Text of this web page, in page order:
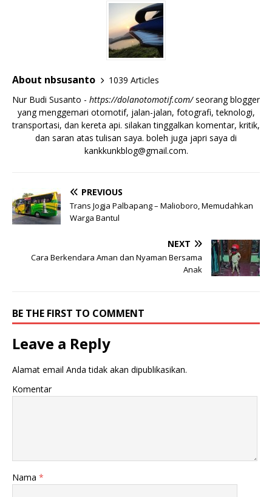
About nbsusanto
1039 Articles
Nur Budi Susanto - https://dolanotomotif.com/seorang blogger
yang menggemari otomotif, jalan-jalan, fotografi, teknologi,
transportasi, dan kereta api. silakan tinggalkan komentar, kritik,
dan saran atas tulisan saya. boleh juga japri saya di
kankkunkblog@gmail.com.
PREVIOUS
Trans Jogja Palbapang – Malioboro, Memudahkan
Warga Bantul
NEXT
Cara Berkendara Aman dan Nyaman Bersama
Anak
BE THE FIRST TO COMMENT
Leave a Reply
Alamat email Anda tidak akan dipublikasikan.
Komentar
Nama *